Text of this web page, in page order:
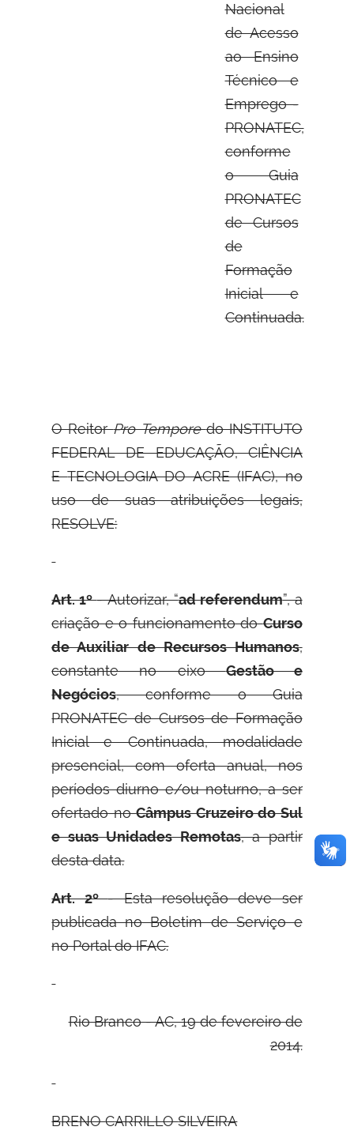
Nacional
de Acesso
ao Ensino
Técnico e
Emprego -
PRONATEC,
conforme
o Guia
PRONATEC
de Cursos
de
Formação
Inicial e
Continuada.
O ReitorPro Temporedo INSTITUTO
FEDERAL DE EDUCAÇÃO, CIÊNCIA
ETECNOLOGIA DO ACRE (IFAC), no
uso de suas atribuições legais,
RESOLVE:
Art. 1º- Autorizar, “ad referendum”, a
criação e o funcionamento doCurso
de Auxiliar de Recursos Humanos,
constante no eixoGestão e
Negócios, conforme o Guia
PRONATEC de Cursos de Formação
Inicial e Continuada, modalidade
presencial, com oferta anual, nos
períodos diurno e/ou noturno, a ser
ofertado noCâmpus Cruzeiro do Sul
e suas Unidades Remotas, a partir
desta data.
Art. 2º- Esta resolução deve ser
publicada no Boletim de Serviço e
no Portal do IFAC.
Rio Branco - AC, 19 de fevereiro de
2014.
BRENOCARRILLOSILVEIRA